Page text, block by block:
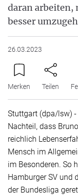
daran arbeiten,
besser
26.03.2023
Merken Teilen
Stuttgart (dpa/lsw) -
Nachteil, dass
reichlich
Mensch im
im Besonderen. So
Hamburger SV und
der Bundesliga